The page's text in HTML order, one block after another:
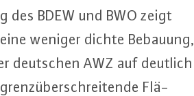
des BDEW und BWO zeigt
weniger dichte Bebauung,
deutschen AWZ auf deutlich
Flä­